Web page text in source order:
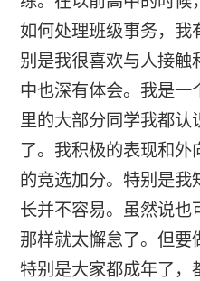
如何处理班级事务，我
别是我很喜欢与人接触
中也深有体会。我是一
里的大部分同学我都认
了。我积极的表现和外
的竞选加分。特别是我
长并不容易。虽然说也
那样就太懈怠了。但要
特别是大家都成年了，